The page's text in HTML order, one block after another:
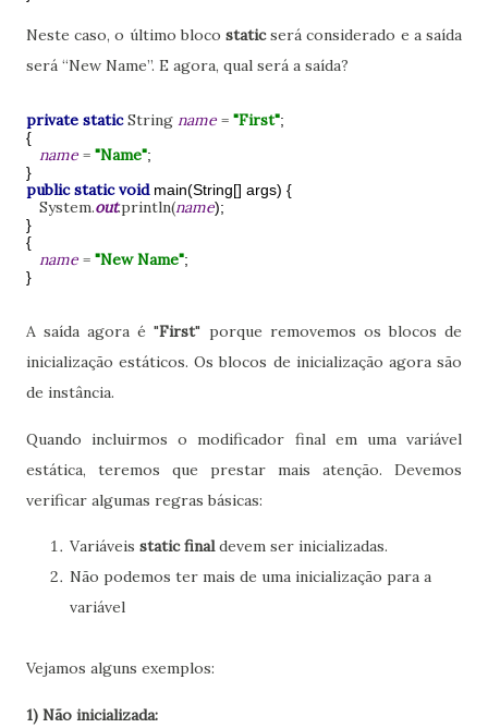
Neste caso, o último bloco staticserá considerado e a saída
será “New Name”. E agora, qual será a saída?
private staticString name = "First";
{
name = "Name";
}
public static void main(String[] args) {
System.out.println(name);
}
{
name = "New Name";
}
A saída agora é "First" porque removemos os blocos de
inicialização estáticos. Os blocos de inicialização agora são
de instância.
Quando incluirmos o modificador final em uma variável
estática, teremos que prestar mais atenção. Devemos
verificar algumas regras básicas:
Variáveis static finaldevem ser inicializadas.
Não podemos ter mais de uma inicialização para a
variável
Vejamos alguns exemplos:
1) Não inicializada: